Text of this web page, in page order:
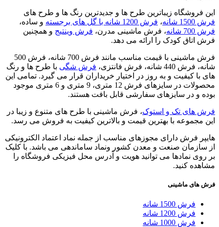
این فروشگاه زیباترین طرح ها و جدیدترین رنگ ها و طرح های
فرش 1500 شانه
، فرش 1200 شانه با گل های برجسته
و ساده،
فرش 700 شانه
، فرش ماشینی مدرن، فرش وینتیج و همچنین
فرش اتاق کودک را ارائه می دهد.
فرش ماشینی با قیمت مناسب مانند فرش 700 شانه، فرش 500
شانه، فرش 440 شانه، فرش فانتزی،
فرش شگی با طرح ها و رنگ
های با کیفیت و به روز در اختیار خریداران قرار می گیرد. تمامی این
محصولات در سایزهای فرش 12 متری، 9 متری و 6 متری موجود
بوده و در سایزهای سفارشی قابل بافت هستند.
فرش های تک و استوک، فرش ماشینی با طرح های متنوع و زیبا در
این مجموعه با بهترین قیمت و بالاترین کیفیت به فروش می رسد.
هایپر فرش دارای مجوزهای مناسب از جمله نماد اعتماد الکترونیکی
از سازمان صنعت و معدن کشور ونماد ساماندهی می باشد. با کلیک
بر روی نمادها می توانید هویت و آدرس محل فیزیکی فروشگاه را
مشاهده کنید.
فرش های ماشینی
فرش 1500 شانه
فرش 1200 شانه
فرش 1000 شانه